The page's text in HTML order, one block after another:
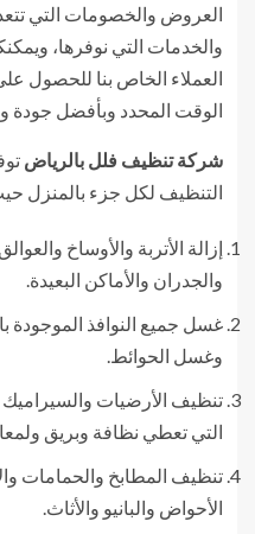
العروض والخصومات التي
والخدمات التي نوفرها،
العملاء الخاص بنا للحصول
الوقت المحدد وبأفضل جودة
شركة تنظيف فلل بالرياض
التنظيف لكل جزء بالمنزل
إزالة الأتربة والأوساخ
والجدران والأماكن البعيدة.
غسل جميع النوافذ الموجودة
وغسل الحوائط.
تنظيف الأرضيات
التي تعطي نظافة وبريق
تنظيف المطابخ والحمامات
الأحواض والبانيو والأثاث.